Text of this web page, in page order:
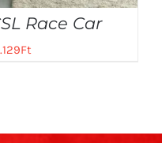
Race Car
Ft